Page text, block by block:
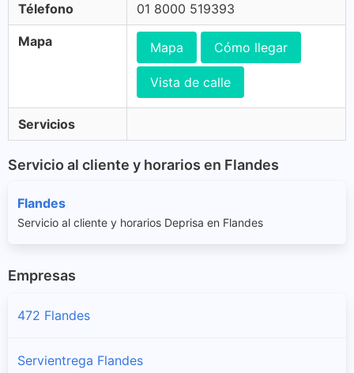
Télefono 01 8000 519393
Mapa Mapa Cómo llegar
Vista de calle
Servicios
Servicio al cliente y horarios en Flandes
Flandes
Servicio al cliente y horarios Deprisa en Flandes
Empresas
472 Flandes
Servientrega Flandes